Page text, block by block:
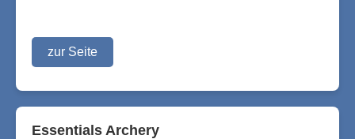
zur Seite
Essentials Archery